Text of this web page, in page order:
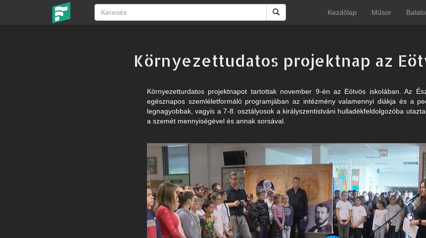
Kezdőlap Műsor
​Környezettudatos projektnap az
Környezetturdatos projektnapot tartottak november 9-én az Eötvös iskolában. Az
egésznapos szemléletformáló programjában az intézmény valamennyi diákja és a
legnagyobbak, vagyis a 7-8. osztályosok a királyszentistváni hulladékfeldolgozóba
a szemét mennyiségével és annak sorsával.